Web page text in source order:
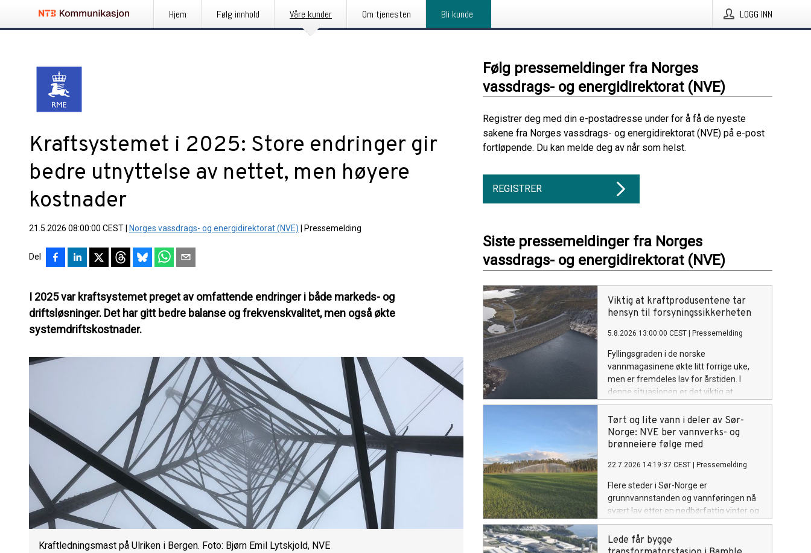
Hjem Følg innhold Våre kunder Om tjenesten Bli kunde LOGG INN
Kraftsystemet i 2025: Store endringer gir
bedre utnyttelse av nettet, men høyere
kostnader
21.5.2026 08:00:00 CEST Norges vassdrags- og energidirektorat (NVE) Pressemelding
Del
I 2025 var kraftsystemet preget av omfattende endringer i både markeds- og
driftsløsninger. Det har gitt bedre balanse og frekvenskvalitet, men også økte
systemdriftskostnader.
Kraftledningsmast på Ulriken i Bergen. Foto: Bjørn Emil Lytskjold, NVE
Følg pressemeldinger fra Norges
vassdrags- og energidirektorat (NVE)
Registrer deg med din e-postadresse under for å få de nyeste
sakene fra Norges vassdrags- og energidirektorat (NVE) på e-post
fortløpende. Du kan melde deg av når som helst.
REGISTRER
Siste pressemeldinger fra Norges
vassdrags- og energidirektorat (NVE)
Viktig at kraftprodusentene tar
hensyn til forsyningssikkerheten
5.8.2026 13:00:00 CEST Pressemelding
Fyllingsgraden i de norske
vannmagasinene økte litt forrige uke,
men er fremdeles lav for årstiden. I
denne situasjonen er det viktig at
vannkraftprodusentene tar inn over seg
ansvaret de har for vinterens
forsyningssikkerhet. NVE følger
utviklingen av kraftsituasjonen, i tett
NVE innføre en rapporteringsordning for
kraftprodusentene.
Tørt og lite vann i deler av Sør-
Norge: NVE ber vannverks- og
brønneiere følge med
22.7.2026 14:19:37 CEST Pressemelding
Flere steder i Sør-Norge er
grunnvannstanden og vannføringen nå
svært lav etter en nedbørfattig vinter og
en varm, tørr sommer. NVE ber
vannverkseiere, brønneiere og andre
som tar ut vann om å følge utviklingen
Lede får bygge